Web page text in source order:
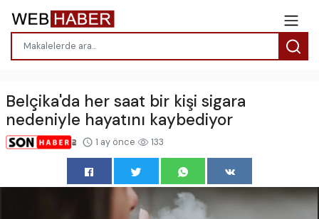
Belçika'da her saat bir kişi sigara
nedeniyle hayatını kaybediyor
1 ay önce 133